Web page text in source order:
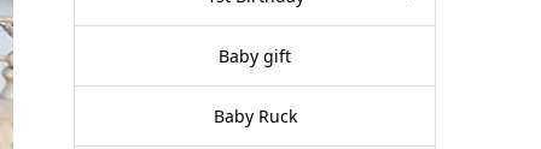
Baby gift
Baby Ruck